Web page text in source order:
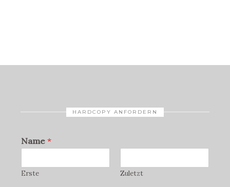
HARDCOPY ANFORDERN
Name *
Erste Zuletzt